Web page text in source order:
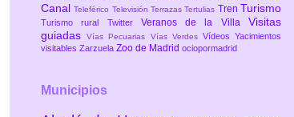
CanalTeleférico TelevisiónTerrazasTertulias Tren Turismo
Turismo rural Twitter Veranos de la VillaVisitas
guiadasVías Pecuarias Vías Verdes VídeosYacimientos
visitables Zarzuela Zoo de Madrid ociopormadrid
Municipios